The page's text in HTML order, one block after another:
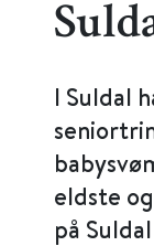
I Suldal
eldste
på